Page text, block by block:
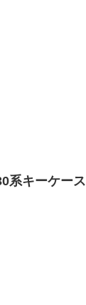
系キーケース